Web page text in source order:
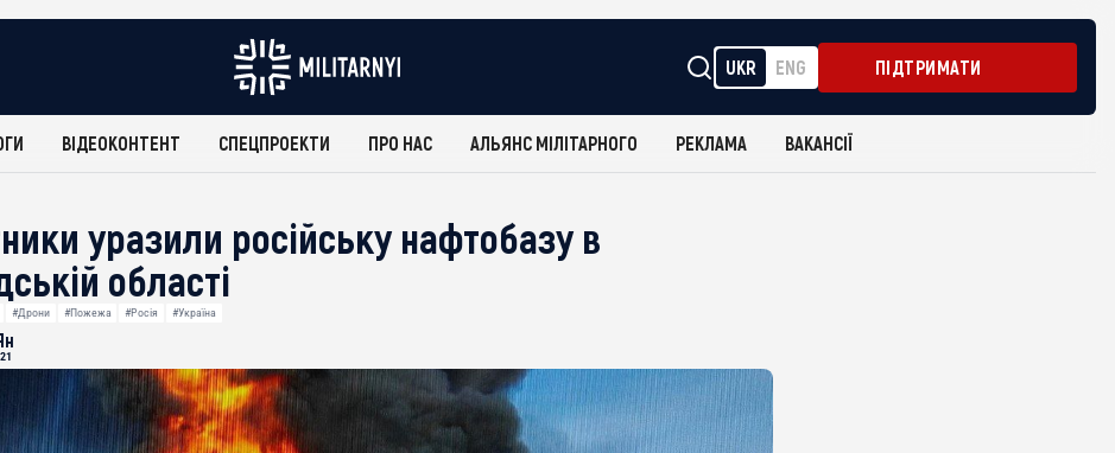
UKR ENG ПІДТРИМАТИ
ВІДЕОКОНТЕНТ СПЕЦПРОЕКТИ ПРО НАС АЛЬЯНС МІЛІТАРНОГО РЕКЛАМА ВАКАНСІЇ
уразили російську нафтобазу в
області
#Дрони #Пожежа #Росія #Україна